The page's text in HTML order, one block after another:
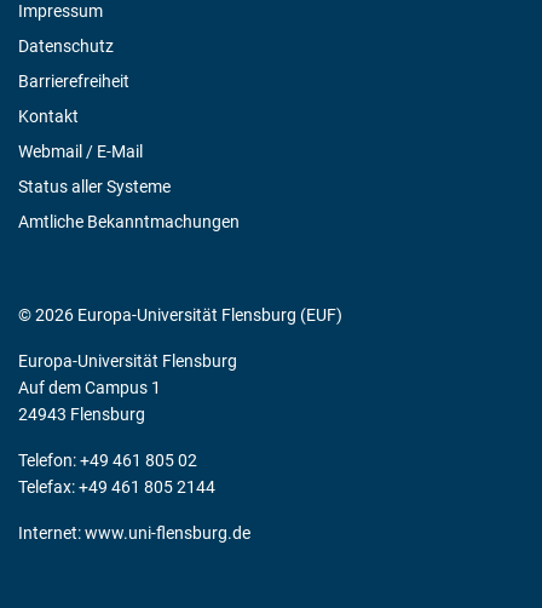
Impressum
Datenschutz
Barrierefreiheit
Kontakt
Webmail / E-Mail
Status aller Systeme
Amtliche Bekanntmachungen
© 2026 Europa-Universität Flensburg (EUF)
Europa-Universität Flensburg
Auf dem Campus 1
24943 Flensburg
Telefon: +49 461 805 02
Telefax: +49 461 805 2144
Internet:www.uni-flensburg.de